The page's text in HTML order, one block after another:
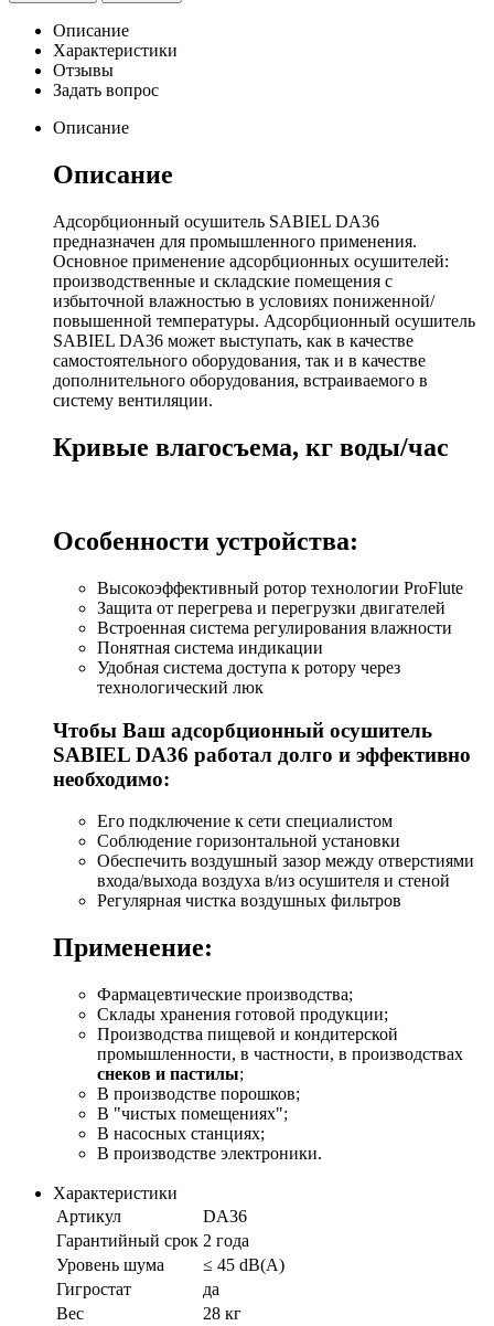
Описание
Характеристики
Отзывы
Задать вопрос
Описание
Описание
Адсорбционный осушитель SABIEL DA36
предназначен для промышленного применения.
Основное применение адсорбционных осушителей:
производственные и складские помещения с
избыточной влажностью в условиях пониженной/
повышенной температуры. Адсорбционный осушитель
SABIEL DA36 может выступать, как в качестве
самостоятельного оборудования, так и в качестве
дополнительного оборудования, встраиваемого в
систему вентиляции.
Кривые влагосъема, кг воды/час
Особенности устройства:
Высокоэффективный ротор технологии ProFlute
Защита от перегрева и перегрузки двигателей
Встроенная система регулирования влажности
Понятная система индикации
Удобная система доступа к ротору через
технологический люк
Чтобы Ваш адсорбционный осушитель
SABIEL DA36 работал долго и эффективно
необходимо:
Его подключение к сети специалистом
Соблюдение горизонтальной установки
Обеспечить воздушный зазор между отверстиями
входа/выхода воздуха в/из осушителя и стеной
Регулярная чистка воздушных фильтров
Применение:
Фармацевтические производства;
Cклады хранения готовой продукции;
Производства пищевой и кондитерской
промышленности, в частности, в производствах
снеков и пастилы;
В производстве порошков;
В "чистых помещениях";
В насосных станциях;
В производстве электроники.
Характеристики
Артикул
DA36
Гарантийный срок 2 года
Уровень шума
≤ 45 dB(A)
Гигростат
да
Вес
28 кг